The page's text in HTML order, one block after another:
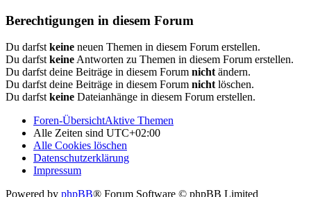
Berechtigungen in diesem Forum
Du darfst keine neuen Themen in diesem Forum erstellen.
Du darfst keine Antworten zu Themen in diesem Forum erstellen.
Du darfst deine Beiträge in diesem Forum nicht ändern.
Du darfst deine Beiträge in diesem Forum nicht löschen.
Du darfst keine Dateianhänge in diesem Forum erstellen.
Foren-ÜbersichtAktive Themen
Alle Zeiten sind UTC+02:00
Alle Cookies löschen
Datenschutzerklärung
Impressum
Powered by phpBB® Forum Software © phpBB Limited